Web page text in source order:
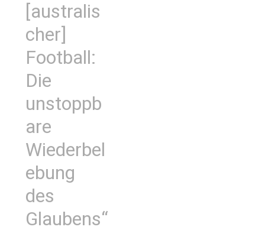
[australis
cher]
Football:
Die
unstoppb
are
Wiederbel
ebung
des
Glaubens“